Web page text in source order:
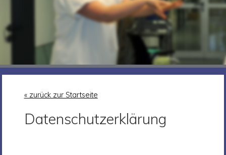
« zurück zur Startseite
Datenschutzerklärung